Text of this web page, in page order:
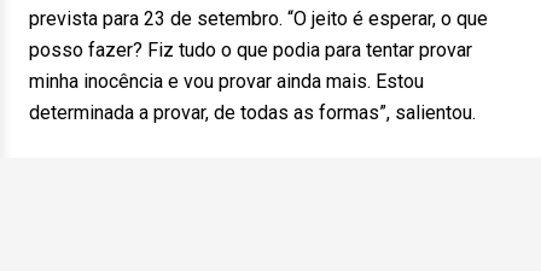
prevista para 23 de setembro. “O jeito é esperar, o que
posso fazer? Fiz tudo o que podia para tentar provar
minha inocência e vou provar ainda mais. Estou
determinada a provar, de todas as formas”, salientou.